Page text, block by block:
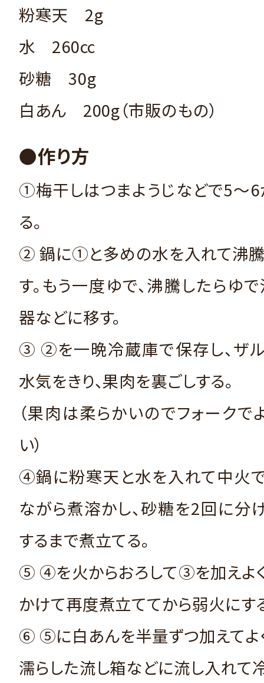
粉寒天 2g
水 260cc
砂糖 30g
白あん 200g（市販のもの）
●作り方
①梅干しはつまようじなどで5～
る。
② 鍋に①と多めの水を入れて沸
す。もう一度ゆで、沸騰したらゆ
器などに移す。
③ ②を一晩冷蔵庫で保存し、ザ
水気をきり、果肉を裏ごしする。
（果肉は柔らかいのでフォークで
い）
④鍋に粉寒天と水を入れて中火
ながら煮溶かし、砂糖を2回に分
するまで煮立てる。
⑤ ④を火からおろして③を加えよ
かけて再度煮立ててから弱火にす
⑥ ⑤に白あんを半量ずつ加えてよ
濡らした流し箱などに流し入れて